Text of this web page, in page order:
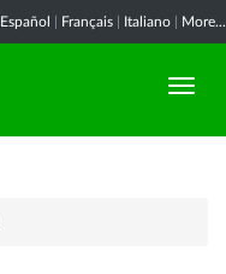
Español Français Italiano More...